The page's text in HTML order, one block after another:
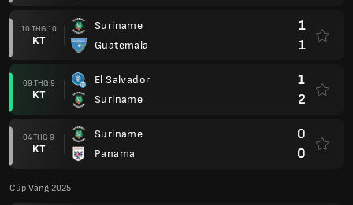
10 THG 10
KT
Suriname
Guatemala
1
1
09 THG 9
KT
El Salvador
Suriname
1
2
04 THG 9
KT
Suriname
Panama
0
0
Cúp Vàng 2025